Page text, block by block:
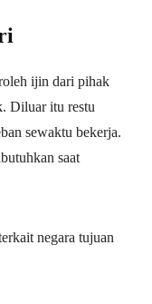
ijin dari pihak
Diluar itu restu
sewaktu bekerja.
saat
negara tujuan